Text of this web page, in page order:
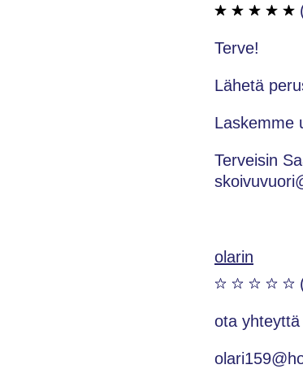
Terve!
Lähetä
Laskemme
Terveisin
olarin
ota